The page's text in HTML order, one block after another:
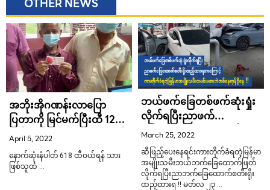
အဘိုးအိုဂဏန်းလာပြော
ပြတာကို မြင်မက်ပြီးထီ 12
သန်း ပေါက်သွားခဲ့တဲ့အသက်
၆၅ နှစ်အရွယ် ဦးလေး
April 5, 2022
နောက်ဆုံးနံပါတ် 618 ထီဝယ်ရန် သား
ဖြစ်သူထံ …
ဘယ်ဖက်ခြေတစ်ဖက်ဆုံးရှုံး
လိုက်ရပြီးညာဖက်
ခြေထောက်စတီးရိုးထည့်ထား
ရတာကြောင့် ကားတိုက်ခံရတဲ့
မြန်မာအမျိုးသမီးထမင်းမစား
ဘဲတစ်နေကုန်ငိုနေ !!
March 25, 2022
ဆီဖြည့်ပေးနေရင်းကားတိုက်ခံရတဲ့မြန်မာ
အမျိုးသမီးဘယ်ဘက်ခြေထောက်ဖြတ်
လိုက်ရပြီးညာဘက်ခြေထောက်စတီးရိုး
ထည့်ထားရ !! မတ်လ ၂၃ …